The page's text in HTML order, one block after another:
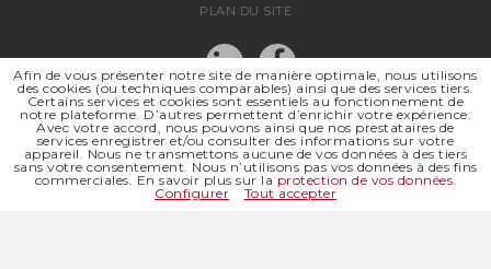
PLAN DU SITE
SSR SUISSE ROMANDE
SOCIÉTÉ RÉGIONALE DE
Afin de vous présenter notre site de manière optimale, nous utilisons
des cookies (ou techniques comparables) ainsi que des services tiers.
Certains services et cookies sont essentiels au fonctionnement de
notre plateforme. D’autres permettent d’enrichir votre expérience.
Avec votre accord, nous pouvons ainsi que nos prestataires de
services enregistrer et/ou consulter des informations sur votre
appareil. Nous ne transmettons aucune de vos données à des tiers
sans votre consentement. Nous n’utilisons pas vos données à des fins
commerciales. En savoir plus sur la protection de vos données.
Configurer
Tout accepter